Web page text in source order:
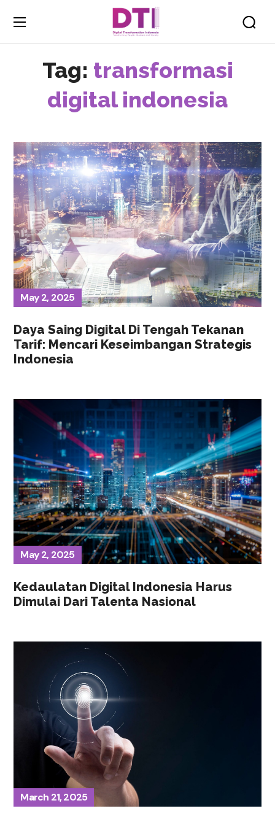
Tag: transformasi
digital indonesia
May 2, 2025
Daya Saing Digital Di Tengah Tekanan
Tarif: Mencari Keseimbangan Strategis
Indonesia
May 2, 2025
Kedaulatan Digital Indonesia Harus
Dimulai Dari Talenta Nasional
March 21, 2025